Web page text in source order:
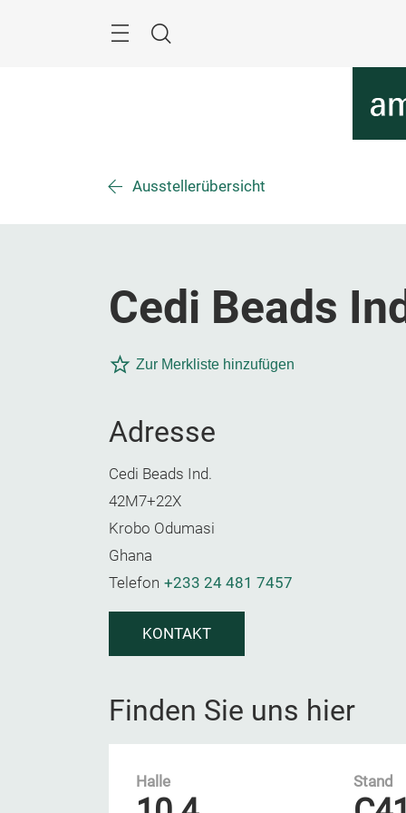
Suche
Ausstellerübersicht
Cedi Beads
Zur Merkliste hinzufügen
Adresse
Cedi Beads Ind.
42M7+22X
Krobo Odumasi
Ghana
Telefon +233 24 481 7457
KONTAKT
Finden Sie uns hier
Halle Stand